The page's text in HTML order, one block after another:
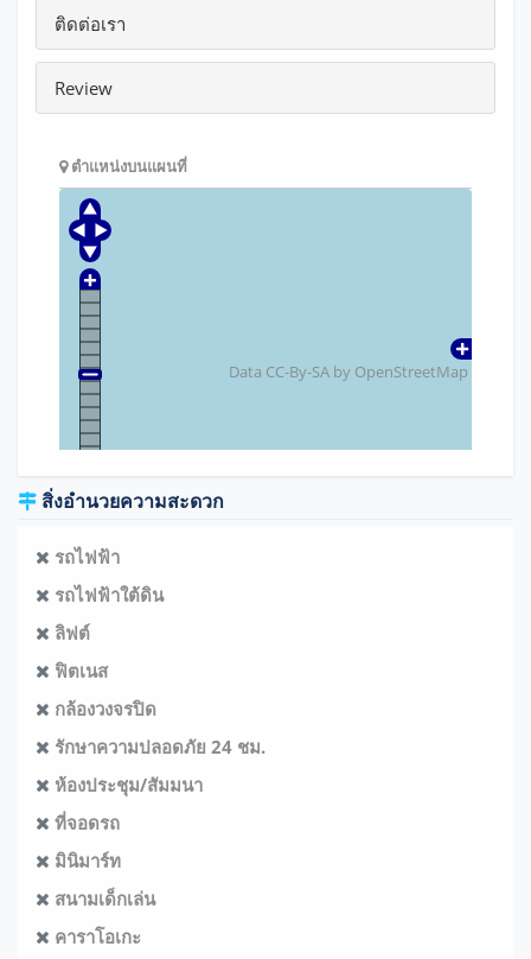
ติดต่อเรา
Review
ตำแหน่งบนแผนที่
Data CC-By-SA by OpenStreetMap
สิ่งอำนวยความสะดวก
รถไฟฟ้า
รถไฟฟ้าใต้ดิน
ลิฟต์
ฟิตเนส
กล้องวงจรปิด
รักษาความปลอดภัย 24 ชม.
ห้องประชุม/สัมมนา
ที่จอดรถ
มินิมาร์ท
สนามเด็กเล่น
คาราโอเกะ